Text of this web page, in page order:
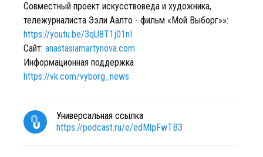
Совместный проект искусствоведа и художника,
тележурналиста Ээли Аалто - фильм «Мой Выборг»»:
https://youtu.be/3qU8T1j01nI
Сайт: anastasiamartynova.com
Информационная поддержка
https://vk.com/vyborg_news
Универсальная ссылка
https://podcast.ru/e/edMlpFwTB3